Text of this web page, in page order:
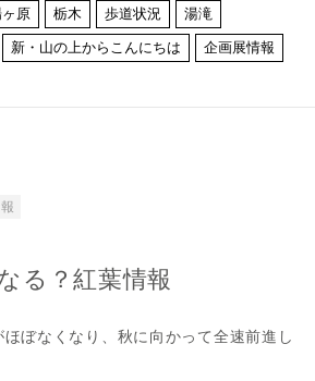
原 栃木 歩道状況 湯滝
新・山の上からこんにちは 企画展情報
る？紅葉情報
ぼなくなり、秋に向かって全速前進し